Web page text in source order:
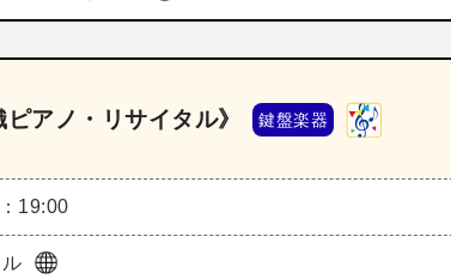
アノ・リサイタル》 鍵盤楽器
19:00